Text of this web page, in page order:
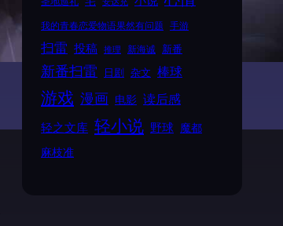
我的青春恋爱物语果然有问题 手游
扫雷 投稿 推理 新海诚 新番
新番扫雷 日剧 杂文 棒球
游戏 漫画 电影 读后感
轻之文库 轻小说 野球 魔都
麻枝准